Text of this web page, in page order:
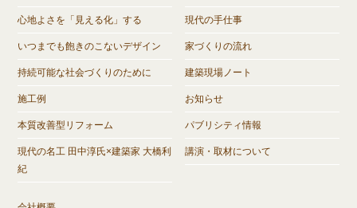
心地よさを「見える化」する
いつまでも飽きのこないデザイン
持続可能な社会づくりのために
施工例
本質改善型リフォーム
現代の名工 田中淳氏×建築家 大橋利
紀
現代の手仕事
家づくりの流れ
建築現場ノート
お知らせ
パブリシティ情報
講演・取材について